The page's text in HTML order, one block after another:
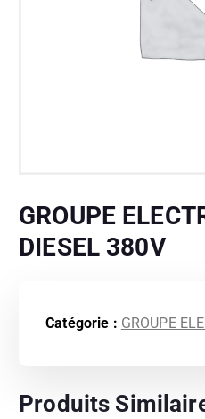
GROUPE
DIESEL 380V
Catégorie : GROUPE
Produits